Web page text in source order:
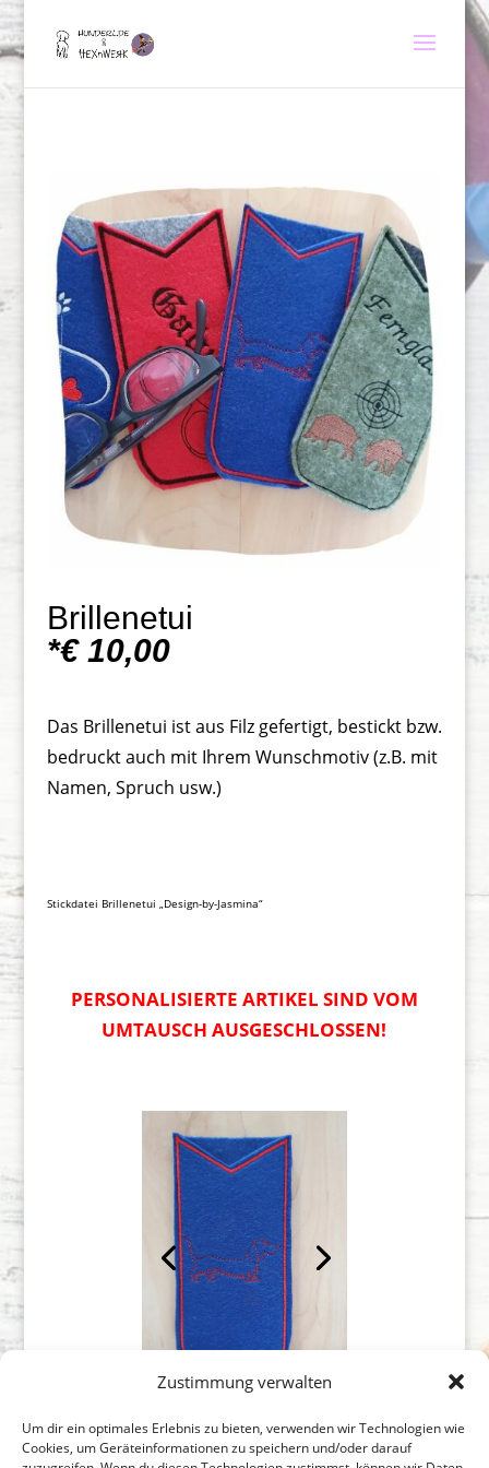
Zustimmung verwalten
Um dir ein optimales Erlebnis zu bieten, verwenden wir Technologien wie
Cookies, um Geräteinformationen zu speichern und/oder darauf
Brillenetui
*€ 10,00
Das Brillenetui ist aus Filz gefertigt, bestickt bzw.
bedruckt auch mit Ihrem Wunschmotiv (z.B. mit
Namen, Spruch usw.)
Stickdatei Brillenetui „Design-by-Jasmina“
PERSONALISIERTE ARTIKEL SIND VOM
UMTAUSCH AUSGESCHLOSSEN!